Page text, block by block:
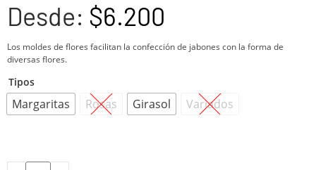
Desde: $6.200
Los moldes de flores facilitan la confección de jabones con la forma de
diversas flores.
Tipos
Margaritas Rosas Girasol Variados